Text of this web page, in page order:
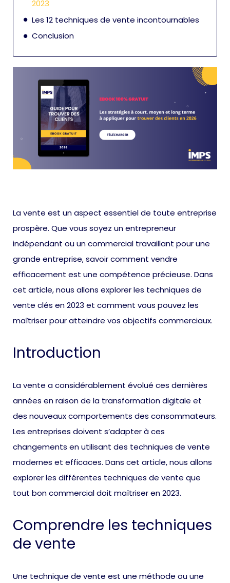
2023
Les 12 techniques de vente incontournables
Conclusion
La vente est un aspect essentiel de toute entreprise
prospère. Que vous soyez un entrepreneur
indépendant ou un commercial travaillant pour une
grande entreprise, savoir comment vendre
efficacement est une compétence précieuse. Dans
cet article, nous allons explorer les techniques de
vente clés en 2023 et comment vous pouvez les
maîtriser pour atteindre vos objectifs commerciaux.
Introduction
La vente a considérablement évolué ces dernières
années en raison de la transformation digitale et
des nouveaux comportements des consommateurs.
Les entreprises doivent s’adapter à ces
changements en utilisant des techniques de vente
modernes et efficaces. Dans cet article, nous allons
explorer les différentes techniques de vente que
tout bon commercial doit maîtriser en 2023.
Comprendre les techniques
de vente
Une technique de vente est une méthode ou une